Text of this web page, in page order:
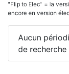
"Flip to Elec" = la
encore en version
Aucun
de recherche